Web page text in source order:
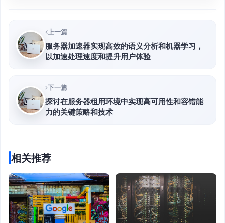
上一篇
服务器加速器实现高效的语义分析和机器学习，
以加速处理速度和提升用户体验
下一篇
探讨在服务器租用环境中实现高可用性和容错能
力的关键策略和技术
相关推荐